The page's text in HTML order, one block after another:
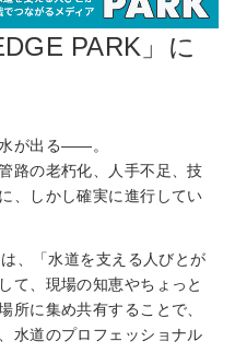
PARK」に
が出る――。
路の老朽化、人手不足、技
、しかし確実に進行してい
、「水道を支える人びとが
て、現場の知恵やちょっと
所に集め共有することで、
水道のプロフェッショナル